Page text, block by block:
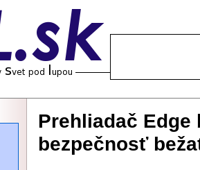
Prehliadač
bezpečnosť